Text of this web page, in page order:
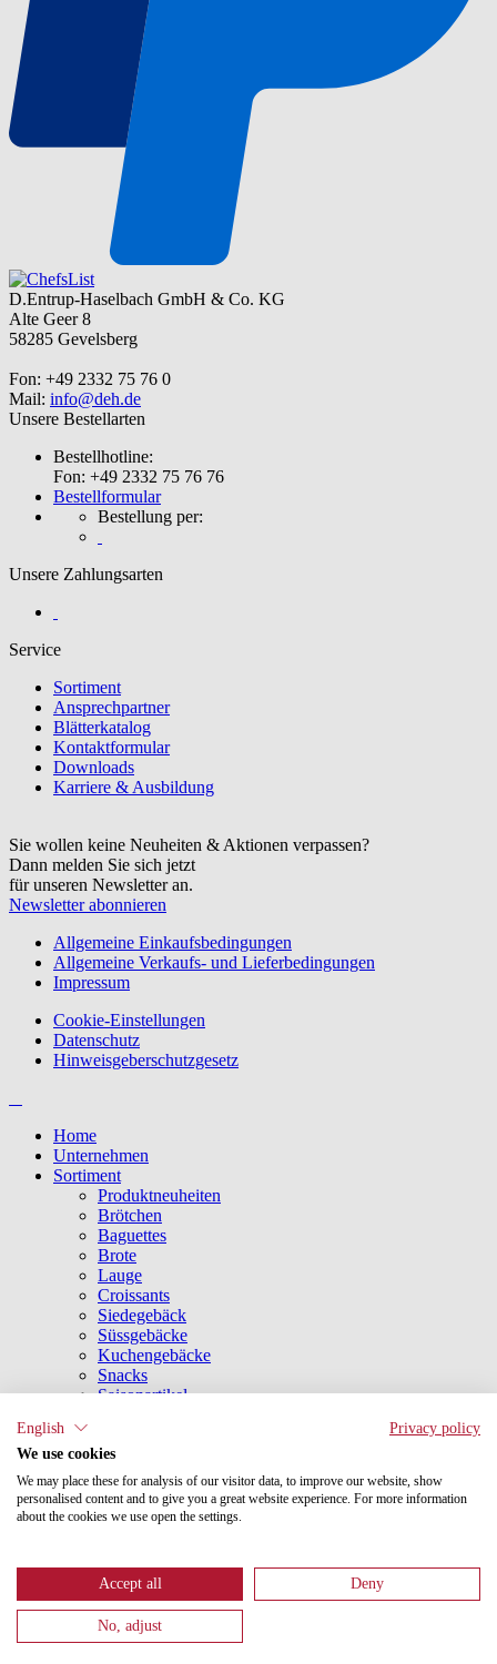
D.Entrup-Haselbach GmbH & Co. KG
Alte Geer 8
58285 Gevelsberg
Fon: +49 2332 75 76 0
Mail: info@deh.de
Unsere Bestellarten
Bestellhotline:
Fon: +49 2332 75 76 76
Bestellformular
Bestellung per:
Unsere Zahlungsarten
Service
Sortiment
Ansprechpartner
Blätterkatalog
Kontaktformular
Downloads
Karriere & Ausbildung
Sie wollen keine Neuheiten & Aktionen verpassen?
Dann melden Sie sich jetzt
für unseren Newsletter an.
Newsletter abonnieren
Allgemeine Einkaufsbedingungen
Allgemeine Verkaufs- und Lieferbedingungen
Impressum
Cookie-Einstellungen
Datenschutz
Hinweisgeberschutzgesetz
Home
Unternehmen
Sortiment
Produktneuheiten
Brötchen
Baguettes
Brote
Lauge
Croissants
Siedegebäck
Süssgebäcke
Kuchengebäcke
Snacks
Saisonartikel
Produktqualität
Service
Karriere
News
English
English
Privacy policy
We use cookies
We may place these for analysis of our visitor data, to improve our website, show
personalised content and to give you a great website experience. For more information
about the cookies we use open the settings.
Accept all Deny
No, adjust